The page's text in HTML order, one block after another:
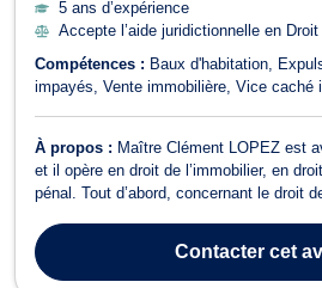
5 ans d’expérience
Accepte l’aide juridictionnelle en
Compétences : Baux d'habitation
impayés Vente immobilière Vice caché
À propos : Maître Clément LOPEZ est
et il opère en droit de l’immobilier, en
pénal. Tout d’abord, concernant le droit
au divorce, à la séparation, à la rupture
du ré...
Contactercet